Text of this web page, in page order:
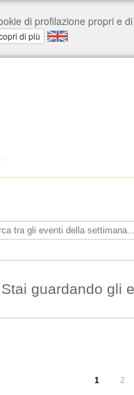
Stai guardando gli
1 2